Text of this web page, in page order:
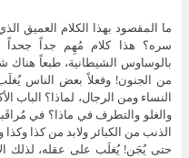
ما المقصود بهذا الكلام العميق
سره؟ هذا كلام مُهِم جداً جحداً
بالوساوس الشيطانية، طبعاً
من الجنون! وفعلاً بعض الناس
النساء ومن الرجال، لماذا؟ الباب
والغلو والتطرف في ماذا؟ في
الذنب من الكبائر ولابد من كذا
حتى يُجَن! يُغلَب على عقله، لذلك